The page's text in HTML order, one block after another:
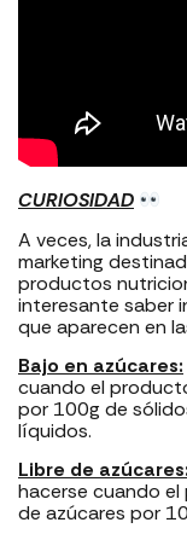
CURIOSIDAD
A veces, la
marketing
productos
interesante saber
que aparecen en
Bajo en azúcares:
cuando el
por 100g de
líquidos.
Libre de azúcares:
hacerse cuando
de azúcares por